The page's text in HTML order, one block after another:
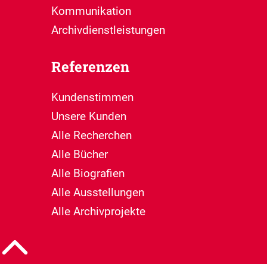
Kommunikation
Archivdienstleistungen
Referenzen
Kundenstimmen
Unsere Kunden
Alle Recherchen
Alle Bücher
Alle Biografien
Alle Ausstellungen
Alle Archivprojekte